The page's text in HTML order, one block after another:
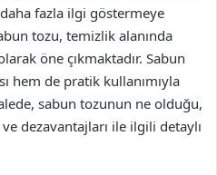
fazla ilgi göstermeye
tozu, temizlik alanında
öne çıkmaktadır. Sabun
hem de pratik kullanımıyla
sabun tozunun ne olduğu,
ve dezavantajları ile ilgili detaylı